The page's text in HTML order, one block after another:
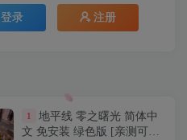
登录 注册
1
地平线 零之曙光 简体中
文 免安装 绿色版 [亲测可用
登录 注册
1
地平线 零之曙光 简体中
文 免安装 绿色版 [亲测可用